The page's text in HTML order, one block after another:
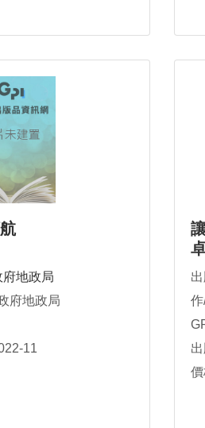
地政局
府地政局
11